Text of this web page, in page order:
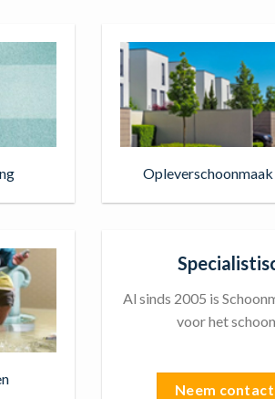
Opleverschoonmaak
Al sinds 2005 is
voor het
Neem contact